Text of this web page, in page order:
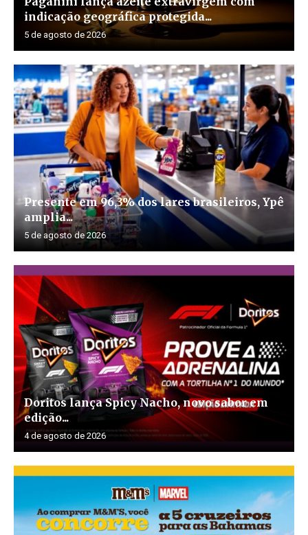
indicação geográfica protegida...
5 de agosto de 2026
Presente em 96,3% dos lares brasileiros, Ypê
amplia...
5 de agosto de 2026
Doritos lança Spicy Nacho, novo sabor em
edição...
4 de agosto de 2026